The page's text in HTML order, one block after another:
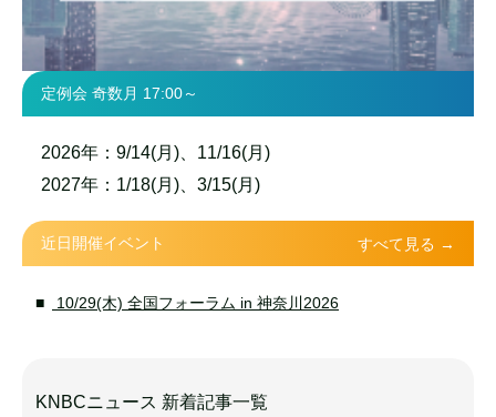
定例会 奇数月 17:00～
2026年：9/14(月)、11/16(月)
2027年：1/18(月)、3/15(月)
近日開催イベント すべて見る →
10/29(木) 全国フォーラム in 神奈川2026
KNBCニュース 新着記事一覧